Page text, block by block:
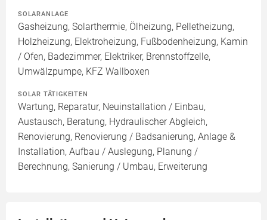
SOLARANLAGE
Gasheizung, Solarthermie, Ölheizung, Pelletheizung,
Holzheizung, Elektroheizung, Fußbodenheizung, Kamin
/ Ofen, Badezimmer, Elektriker, Brennstoffzelle,
Umwälzpumpe, KFZ Wallboxen
SOLAR TÄTIGKEITEN
Wartung, Reparatur, Neuinstallation / Einbau,
Austausch, Beratung, Hydraulischer Abgleich,
Renovierung, Renovierung / Badsanierung, Anlage &
Installation, Aufbau / Auslegung, Planung /
Berechnung, Sanierung / Umbau, Erweiterung